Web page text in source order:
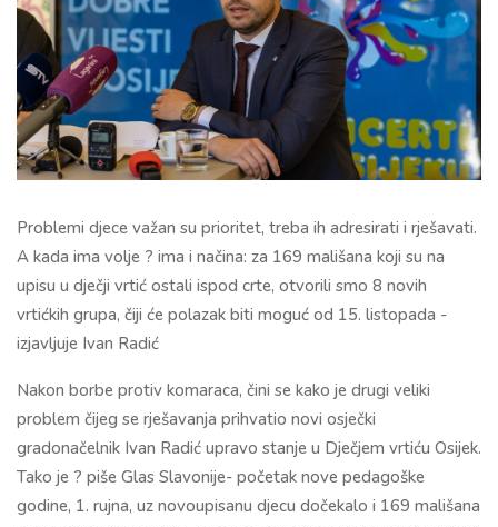
Problemi djece važan su prioritet, treba ih adresirati i rješavati.
A kada ima volje ? ima i načina: za 169 mališana koji su na
upisu u dječji vrtić ostali ispod crte, otvorili smo 8 novih
vrtićkih grupa, čiji će polazak biti moguć od 15. listopada -
izjavljuje Ivan Radić
Nakon borbe protiv komaraca, čini se kako je drugi veliki
problem čijeg se rješavanja prihvatio novi osječki
gradonačelnik Ivan Radić upravo stanje u Dječjem vrtiću Osijek.
Tako je ? piše Glas Slavonije- početak nove pedagoške
godine, 1. rujna, uz novoupisanu djecu dočekalo i 169 mališana